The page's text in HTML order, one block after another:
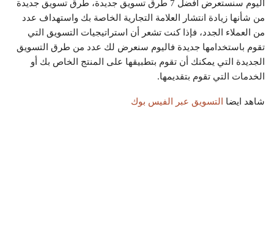
اليوم سنستعرض أفضل 7 طرق تسويق جديدة، طرق تسويق جديدة
من شأنها زيادة انتشار العلامة التجارية الخاصة بك واستهداف عدد
من العملاء الجدد، فإذا كنت تشعر أن استراتيجيات التسويق التي
تقوم باستخدامها جديدة فاليوم سنعرض لك عدد من طرق التسويق
الجديدة التي يمكنك أن تقوم بتطبيقها على المنتج الخاص بك أو
الخدمات التي تقوم بتقديمها.
شاهد ايضا التسويق عبر الفيس بوك